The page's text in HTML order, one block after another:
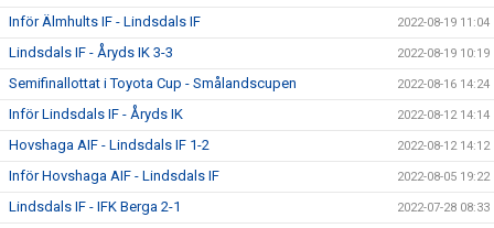
Inför Älmhults IF - Lindsdals IF 2022-08-19 11:04
Lindsdals IF - Åryds IK 3-3 2022-08-19 10:19
Semifinallottat i Toyota Cup - Smålandscupen 2022-08-16 14:24
Inför Lindsdals IF - Åryds IK 2022-08-12 14:14
Hovshaga AIF - Lindsdals IF 1-2 2022-08-12 14:12
Inför Hovshaga AIF - Lindsdals IF 2022-08-05 19:22
Lindsdals IF - IFK Berga 2-1 2022-07-28 08:33